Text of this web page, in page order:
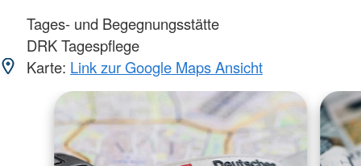
Tages- und Begegnungsstätte
DRK Tagespflege
Karte: Link zur Google Maps Ansicht